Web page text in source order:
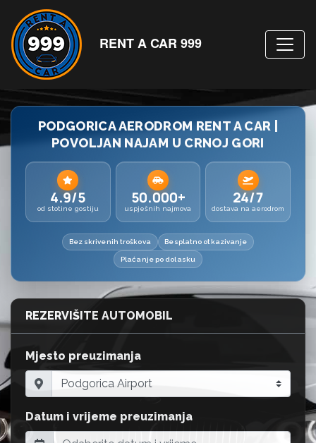
RENT A CAR 999
PODGORICA AERODROM RENT A CAR |
POVOLJAN NAJAM U CRNOJ GORI
4.9/5
od stotine gostiju
50.000+
uspješnih najmova
24/7
dostava na aerodrom
Bez skrivenih troškova Besplatno otkazivanje
Plaćanje po dolasku
REZERVIŠITE AUTOMOBIL
Mjesto preuzimanja
Datum i vrijeme preuzimanja